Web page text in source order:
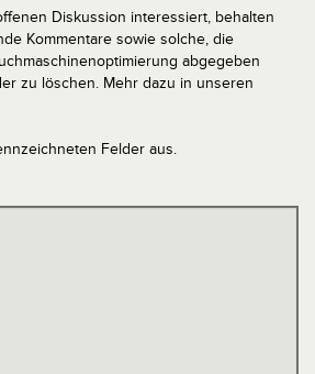
Diskussion interessiert, behalten
Kommentare sowie solche, die
abgegeben
zu löschen. Mehr dazu in unseren
Felder aus.